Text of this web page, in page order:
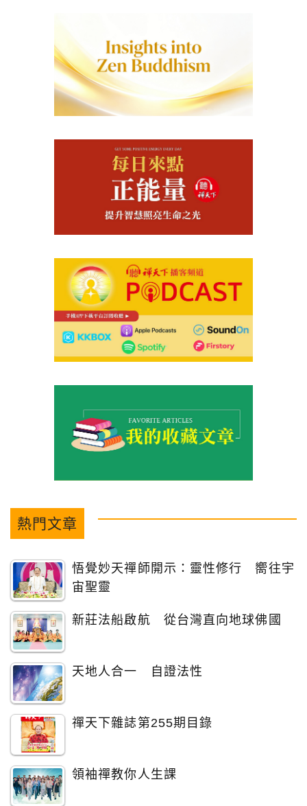
熱門文章
悟覺妙天禪師開示：靈性修行 嚮往宇
宙聖靈
新莊法船啟航 從台灣直向地球佛國
天地人合一 自證法性
禪天下雜誌第255期目錄
領袖禪教你人生課